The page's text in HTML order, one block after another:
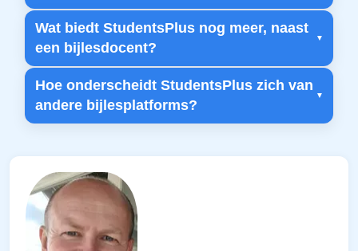
Wat biedt StudentsPlus nog meer, naast
een bijlesdocent?
Hoe onderscheidt StudentsPlus zich van
andere bijlesplatforms?